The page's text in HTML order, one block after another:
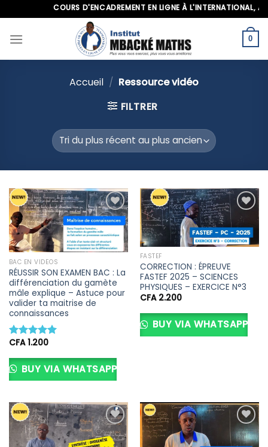
to
content
COURS D'ENCADREMENT EN LIGNE À L'INTERNATIONAL,
0
Accueil / Ressource vidéo
FILTRER
Ajouter
à la liste
BAC EN VIDÉOS
RÉUSSIR SON EXAMEN BAC : La
différenciation du gamète
mâle explique – Astuce pour
valider ta maitrise de
connaissances
Note5.00
CFA1.200
BUY VIA WHATSAPP
Ajouter
à la liste
FASTEF
CORRECTION : ÉPREUVE
FASTEF 2025 – SCIENCES
PHYSIQUES – EXERCICE N°3
CFA2.200
BUY VIA WHATSAPP